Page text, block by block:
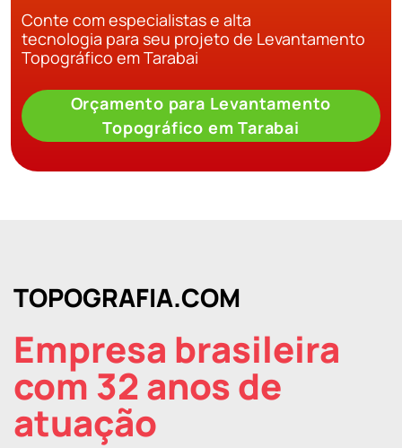
Conte com especialistas e alta
tecnologia para seu projeto de Levantamento
Topográfico em Tarabai
Orçamento para Levantamento
Topográfico em Tarabai
TOPOGRAFIA.COM
Empresa brasileira
com 32 anos de
atuação